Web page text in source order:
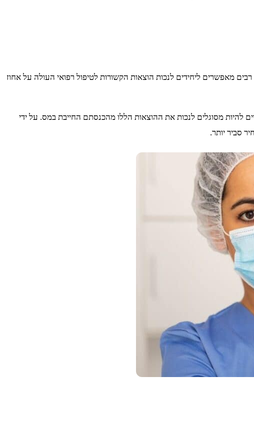
מאפשרים ליחידים לנכות הוצאות הקשורות לטיפול רפואי העולה על אחוז
להיות מסוגלים לנכות את ההוצאות הללו מהכנסתם החייבת במס. על ידי
סביר יותר.